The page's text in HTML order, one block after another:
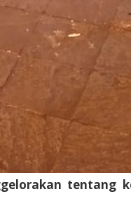
tentang